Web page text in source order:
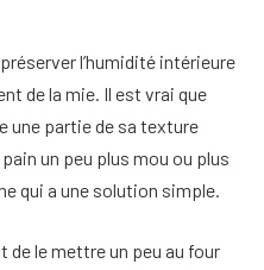
l’humidité intérieure
de la mie. Il est vrai que
une partie de sa texture
un peu plus mou ou plus
qui a une solution simple.
de le mettre un peu au four